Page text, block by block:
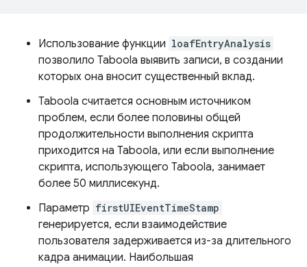
Использование функции loafEntryAnalysis
позволило Taboola выявить записи, в создании
которых она вносит существенный вклад.
Taboola считается основным источником
проблем, если более половины общей
продолжительности выполнения скрипта
приходится на Taboola, или если выполнение
скрипта, использующего Taboola, занимает
более 50 миллисекунд.
Параметр firstUIEventTimeStamp
генерируется, если взаимодействие
пользователя задерживается из-за длительного
кадра анимации. Наибольшая